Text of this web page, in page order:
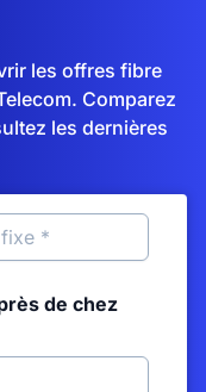
les offres fibre
Comparez
les dernières
de chez